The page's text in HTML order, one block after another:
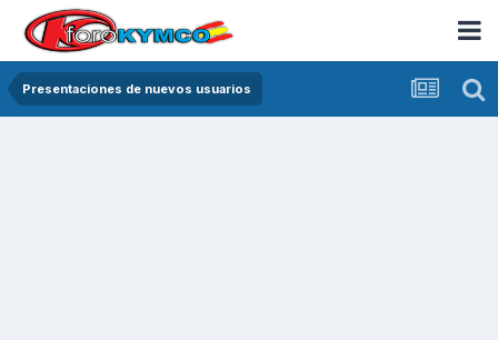
Presentaciones de nuevos usuarios